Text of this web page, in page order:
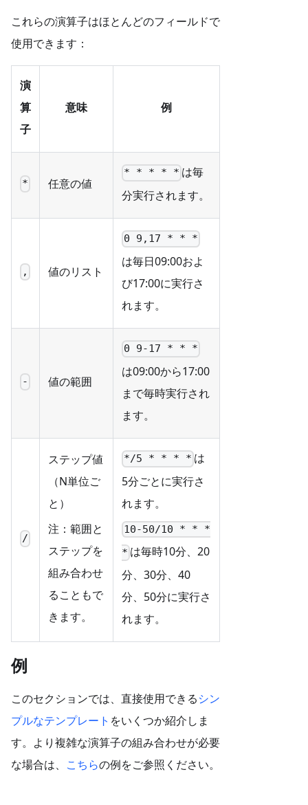
これらの演算子はほとんどのフィールドで
使用できます：
演
算
子
意味 例
* 任意の値
* * * * * は毎
分実行されます。
, 値のリスト
0 9,17 * * *
は毎日09:00およ
び17:00に実行さ
れます。
- 値の範囲
0 9-17 * * *
は09:00から17:00
まで毎時実行され
ます。
/
ステップ値
（N単位ご
と）
注：範囲と
ステップを
組み合わせ
ることもで
きます。
*/5 * * * * は
5分ごとに実行さ
れます。
10-50/10 * * *
* は毎時10分、20
分、30分、40
分、50分に実行さ
れます。
例
このセクションでは、直接使用できるシン
プルなテンプレート をいくつか紹介しま
す。より複雑な演算子の組み合わせが必要
な場合は、 こちらの例をご参照ください。